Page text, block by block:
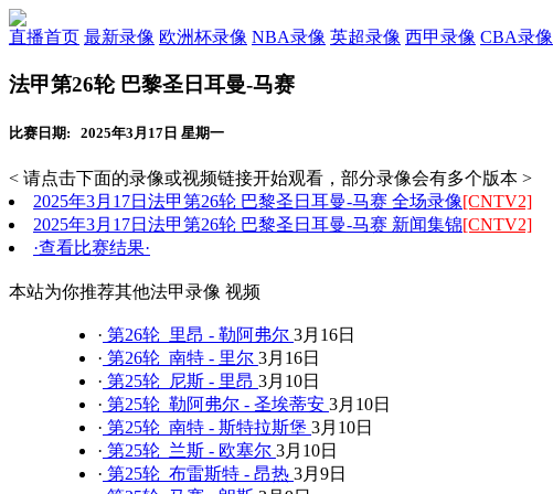
直播首页 最新录像 欧洲杯录像 NBA录像 英超录像 西甲录像 CBA录像
法甲第26轮 巴黎圣日耳曼-马赛
比赛日期: 2025年3月17日 星期一
< 请点击下面的录像或视频链接开始观看，部分录像会有多个版本 >
2025年3月17日法甲第26轮 巴黎圣日耳曼-马赛 全场录像[CNTV2]
2025年3月17日法甲第26轮 巴黎圣日耳曼-马赛 新闻集锦[CNTV2]
·查看比赛结果·
本站为你推荐其他法甲录像 视频
· 第26轮 里昂 - 勒阿弗尔 3月16日
· 第26轮 南特 - 里尔 3月16日
· 第25轮 尼斯 - 里昂 3月10日
· 第25轮 勒阿弗尔 - 圣埃蒂安 3月10日
· 第25轮 南特 - 斯特拉斯堡 3月10日
· 第25轮 兰斯 - 欧塞尔 3月10日
· 第25轮 布雷斯特 - 昂热 3月9日